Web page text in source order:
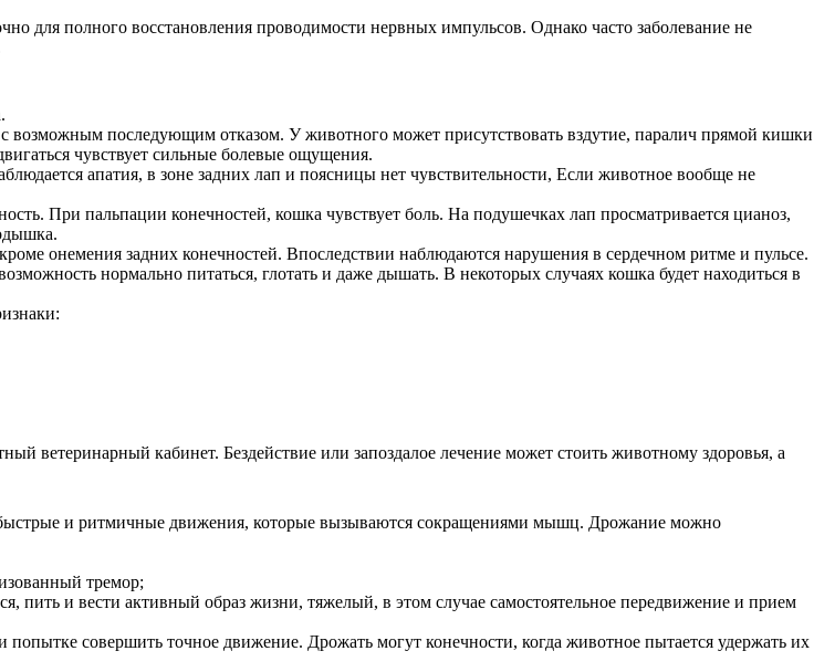
для полного восстановления проводимости нервных импульсов. Однако часто заболевание не
возможным последующим отказом. У животного может присутствовать вздутие, паралич прямой кишки
чувствует сильные болевые ощущения.
апатия, в зоне задних лап и поясницы нет чувствительности, Если животное вообще не
При пальпации конечностей, кошка чувствует боль. На подушечках лап просматривается цианоз,
онемения задних конечностей. Впоследствии наблюдаются нарушения в сердечном ритме и пульсе.
нормально питаться, глотать и даже дышать. В некоторых случаях кошка будет находиться в
ветеринарный кабинет. Бездействие или запоздалое лечение может стоить животному здоровья, а
и ритмичные движения, которые вызываются сокращениями мышц. Дрожание можно
тремор;
пить и вести активный образ жизни, тяжелый, в этом случае самостоятельное передвижение и прием
совершить точное движение. Дрожать могут конечности, когда животное пытается удержать их